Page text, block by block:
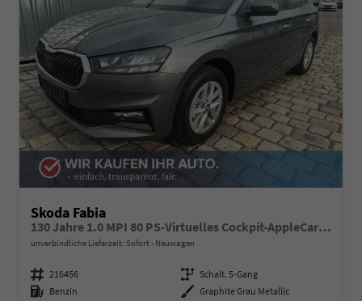
Skoda Fabia
130 Jahre 1.0 MPI 80 PS-Virtuelles Cockpit-AppleCarplay-Android-Auto-LED-Klima-Tempomat-Rückfahrkamera-DAB-SHZ-15" Alu-sofort
unverbindliche Lieferzeit: Sofort Neuwagen
Fahrzeugnummer 216456 Getriebe Schalt. 5-Gang
Kraftstoff Benzin Außenfarbe Graphite Grau Metallic